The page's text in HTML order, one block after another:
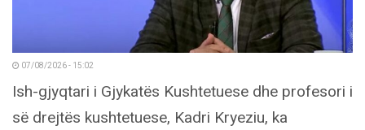
07/08/2026 - 15:02
Ish-gjyqtari i Gjykatës Kushtetuese dhe profesori i
së drejtës kushtetuese, Kadri Kryeziu, ka